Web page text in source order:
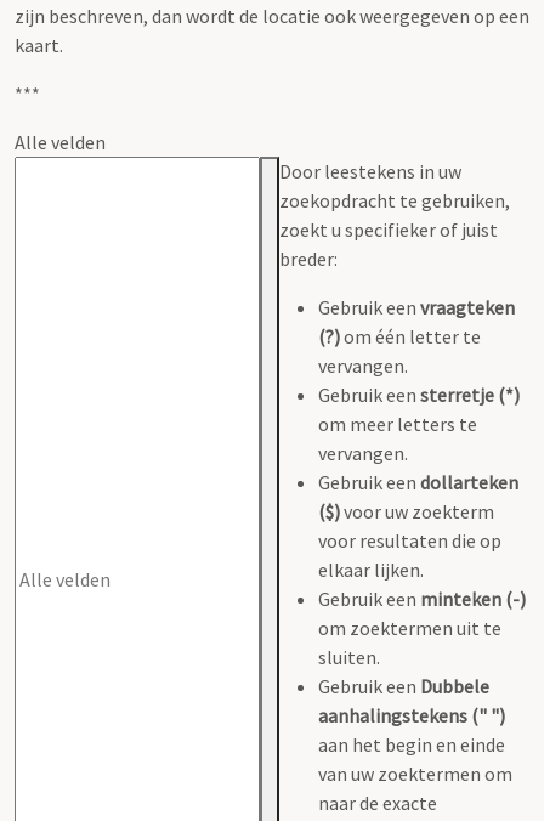
zijn beschreven, dan wordt de locatie ook weergegeven op een
kaart.
***
Alle velden
Door leestekens in uw
zoekopdracht te gebruiken,
zoekt u specifieker of juist
breder:
Gebruik een vraagteken
(?)om één letter te
vervangen.
Gebruik een sterretje (*)
om meer letters te
vervangen.
Gebruik een dollarteken
($)voor uw zoekterm
voor resultaten die op
elkaar lijken.
Gebruik een minteken (-)
om zoektermen uit te
sluiten.
Gebruik een Dubbele
aanhalingstekens (" ")
aan het begin en einde
van uw zoektermen om
naar de exacte